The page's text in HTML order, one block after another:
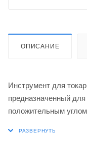
ОПИСАНИЕ
Инструмент для
предназначенный
положительным